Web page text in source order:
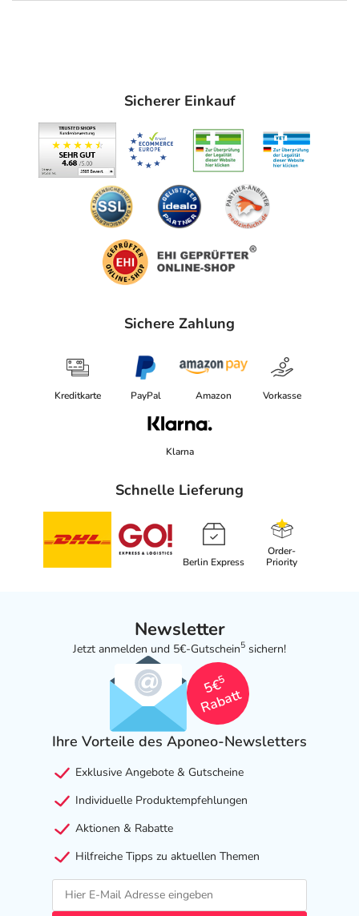
Sicherer Einkauf
Sichere Zahlung
Kreditkarte PayPal Amazon Vorkasse
Klarna
Schnelle Lieferung
Berlin Express
Order-
Priority
Newsletter
Jetzt anmelden und 5€-Gutschein5 sichern!
5€
5
Rabatt
Ihre Vorteile des Aponeo-Newsletters
Exklusive Angebote & Gutscheine
Individuelle Produktempfehlungen
Aktionen & Rabatte
Hilfreiche Tipps zu aktuellen Themen